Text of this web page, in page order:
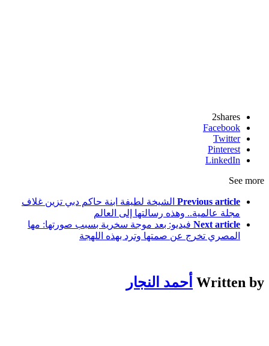
2shares
Facebook
Twitter
Pinterest
LinkedIn
See more
Previous article الشيخة لطيفة ابنة حاكم دبي تزين غلاف
مجلة عالمية.. وهذه رسالتها إلى العالم
Next article فيديو: بعد موجة سخرية بسبب صورتها: مها
المصري تخرج عن صمتها وترد بهذه اللهجة
Written by أحمد النجار